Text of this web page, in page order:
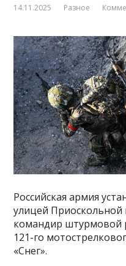
14.11.2025 Разное
Российская армия
улицей Приоскольной
командир штурмовой
121-го
«Снег».